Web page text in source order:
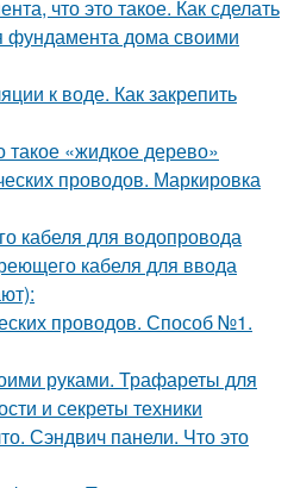
что это такое. Как сделать
фундамента дома своими
к воде. Как закрепить
такое «жидкое дерево»
проводов. Маркировка
кабеля для водопровода
кабеля для ввода
проводов. Способ №1.
руками. Трафареты для
и секреты техники
Сэндвич панели. Что это